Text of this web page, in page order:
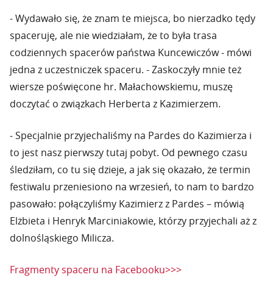
- Wydawało się, że znam te miejsca, bo nierzadko tędy
spaceruję, ale nie wiedziałam, że to była trasa
codziennych spacerów państwa Kuncewiczów - mówi
jedna z uczestniczek spaceru. - Zaskoczyły mnie też
wiersze poświęcone hr. Małachowskiemu, muszę
doczytać o związkach Herberta z Kazimierzem.
- Specjalnie przyjechaliśmy na Pardes do Kazimierza i
to jest nasz pierwszy tutaj pobyt. Od pewnego czasu
śledziłam, co tu się dzieje, a jak się okazało, że termin
festiwalu przeniesiono na wrzesień, to nam to bardzo
pasowało: połączyliśmy Kazimierz z Pardes – mówią
Elżbieta i Henryk Marciniakowie, którzy przyjechali aż z
dolnośląskiego Milicza.
Fragmenty spaceru na Facebooku>>>